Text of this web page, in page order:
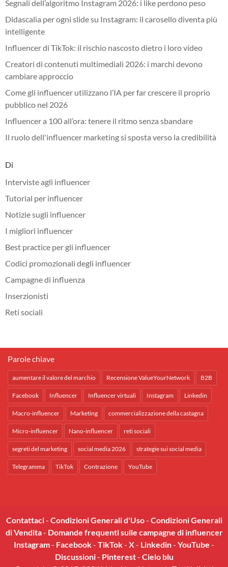
Segnali dell’algoritmo Instagram 2026: i like perdono peso
Didascalia per ogni slide su Instagram: il carosello diventa più
intelligente
Influencer di TikTok: il rischio nascosto dietro i loro video
Creatori di contenuti multimediali 2026: i marchi devono
cambiare approccio
Come gli influencer utilizzano l’IA per far crescere il proprio
pubblico nel 2026
Influencer a 100 all’ora: tenere il ritmo senza sbandare
Il ruolo dell'influencer marketing si sposta verso la credibilità
Di
Interviste agli influencer
Tutorial per influencer
Notizie sugli influencer
I migliori influencer
Best practice per gli influencer
Codici promozionali degli influencer
Campagne di influenza
Inserzionisti
Reti sociali
Parole chiave
aumentare il valore del marchio Recensione ValueYourNetwork B2B
Facebook Influencer Influencer virtuali Instagram Linkedin
Macro-influencer Marketing commercializzazione della castagna
Micro-influencer Nano-influencer reti sociali
segreti del marketing social media 2026 strategie sui social media
Telegramma TikTok Contrazione YouTube
Contattaci- Condizioni Generali d'Uso- Condizioni Generali
di Vendita- Domande frequenti sulle campagne di influencer
Instagram- Facebook- TikTok- X- Linkedin- YouTube -
Discussioni- Pinterest- Cielo blu